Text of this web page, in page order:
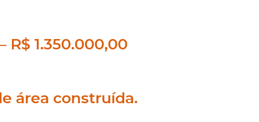
1.350.000,00
área construída.